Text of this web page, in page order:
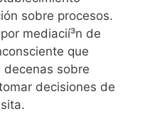
sobre procesos.
mediacií³n de
que
decenas sobre
decisiones de